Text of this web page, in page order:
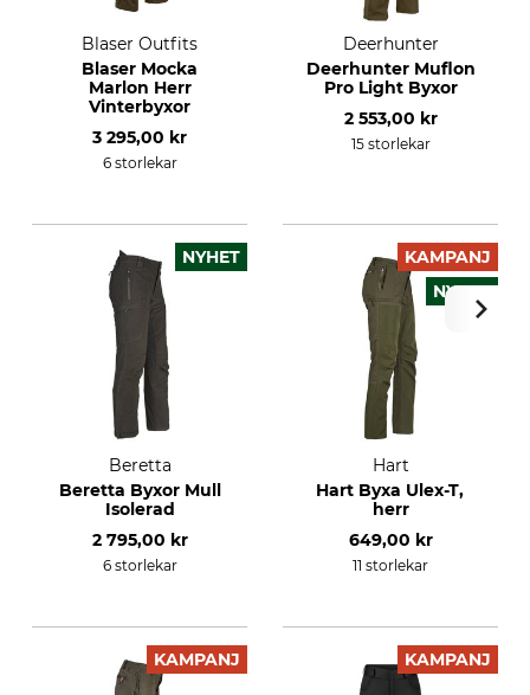
Blaser Outfits
Blaser Mocka
Marlon Herr
Vinterbyxor
3 295,00 kr
6 storlekar
Deerhunter
Deerhunter Muflon
Pro Light Byxor
2 553,00 kr
15 storlekar
NYHET
Beretta
Beretta Byxor Mull
Isolerad
2 795,00 kr
6 storlekar
KAMPANJ
NYHET
Hart
Hart Byxa Ulex-T,
herr
649,00 kr
11 storlekar
KAMPANJ KAMPANJ